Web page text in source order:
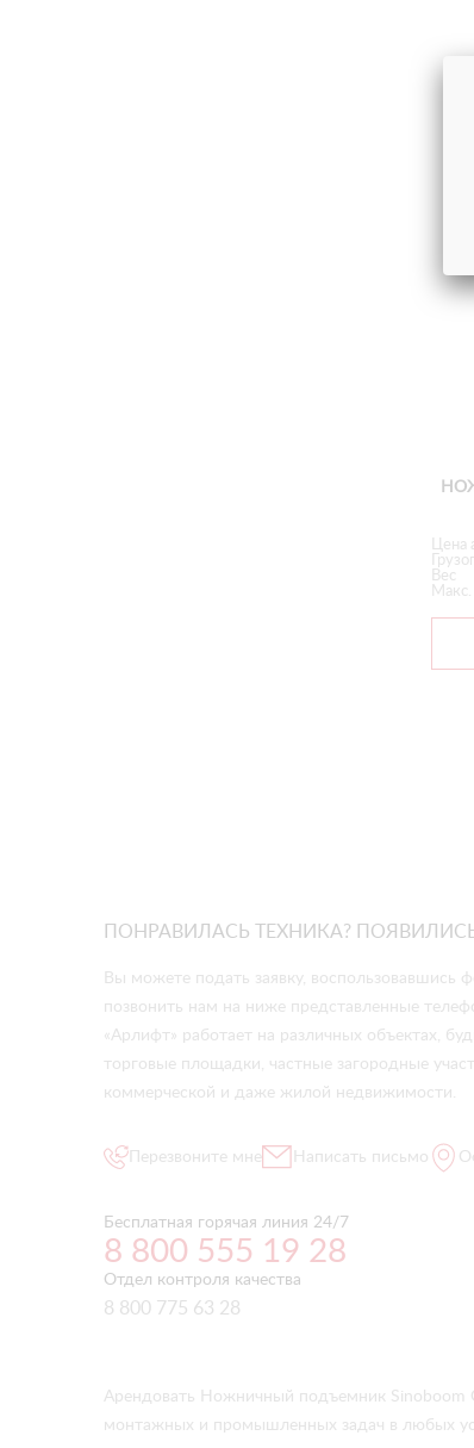
Цена
Вес
Макс.
ПОНРАВИЛАСЬ ТЕХНИКА?
Вы можете подать заявку, воспользовавшись
позвонить нам на ниже представленные
«Арлифт» работает на различных объектах,
торговые площадки, частные загородные
коммерческой и даже жилой недвижимости.
Перезвоните мне Написать письмо
Бесплатная горячая линия 24/7
8 800 555 19 28
Отдел контроля качества
8 800 775 63 28
Арендовать Ножничный подъемник Sinoboom
монтажных и промышленных задач в любых